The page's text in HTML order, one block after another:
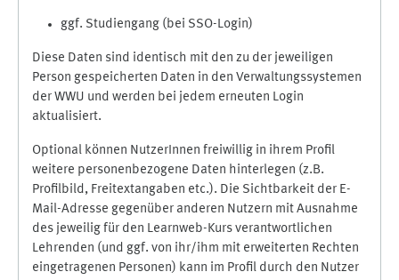
ggf. Studiengang (bei SSO-Login)
Diese Daten sind identisch mit den zu der jeweiligen
Person gespeicherten Daten in den Verwaltungssystemen
der WWU und werden bei jedem erneuten Login
aktualisiert.
Optional können NutzerInnen freiwillig in ihrem Profil
weitere personenbezogene Daten hinterlegen (z.B.
Profilbild, Freitextangaben etc.). Die Sichtbarkeit der E-
Mail-Adresse gegenüber anderen Nutzern mit Ausnahme
des jeweilig für den Learnweb-Kurs verantwortlichen
Lehrenden (und ggf. von ihr/ihm mit erweiterten Rechten
eingetragenen Personen) kann im Profil durch den Nutzer